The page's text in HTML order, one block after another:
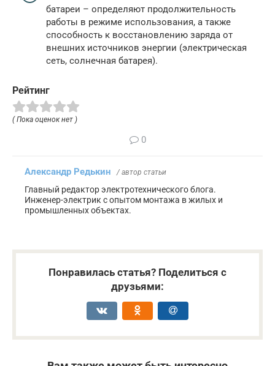
батареи – определяют продолжительность
работы в режиме использования, а также
способность к восстановлению заряда от
внешних источников энергии (электрическая
сеть, солнечная батарея).
Рейтинг
( Пока оценок нет )
0
Александр Редькин / автор статьи
Главный редактор электротехнического блога.
Инженер-электрик с опытом монтажа в жилых и
промышленных объектах.
Понравилась статья? Поделиться с
друзьями: